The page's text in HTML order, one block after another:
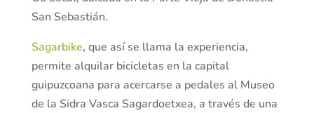
San Sebastián.
Sagarbike, que así se llama la experiencia,
permite alquilar bicicletas en la capital
guipuzcoana para acercarse a pedales al Museo
de la Sidra Vasca Sagardoetxea, a través de una